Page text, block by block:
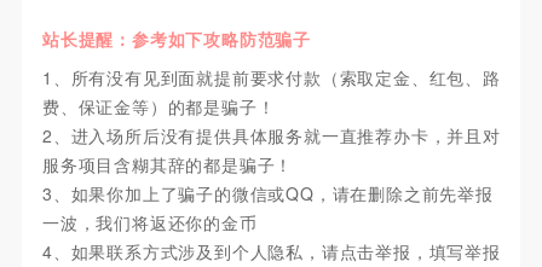
站长提醒：参考如下攻略防范骗子
1、所有没有见到面就提前要求付款（索取定金、红包、路
费、保证金等）的都是骗子！
2、进入场所后没有提供具体服务就一直推荐办卡，并且对
服务项目含糊其辞的都是骗子！
3、如果你加上了骗子的微信或QQ，请在删除之前先举报
一波，我们将返还你的金币
4、如果联系方式涉及到个人隐私，请点击举报，填写举报